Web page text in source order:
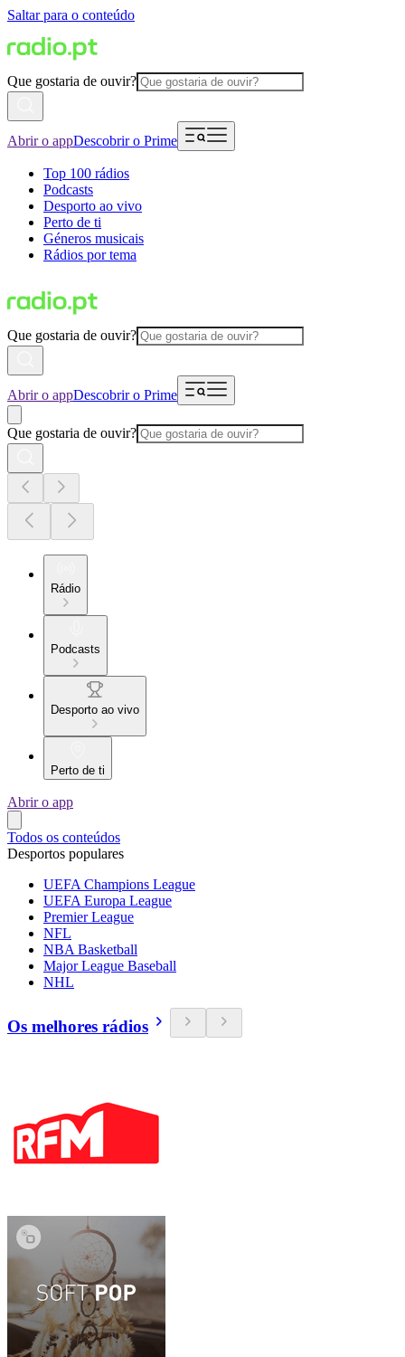
Saltar para o conteúdo
Que gostaria de ouvir?
Abrir o appDescobrir o Prime
Top 100 rádios
Podcasts
Desporto ao vivo
Perto de ti
Géneros musicais
Rádios por tema
Que gostaria de ouvir?
Abrir o appDescobrir o Prime
Que gostaria de ouvir?
Rádio
Podcasts
Desporto ao vivo
Perto de ti
Abrir o app
Todos os conteúdos
Desportos populares
UEFA Champions League
UEFA Europa League
Premier League
NFL
NBA Basketball
Major League Baseball
NHL
Os melhores rádios